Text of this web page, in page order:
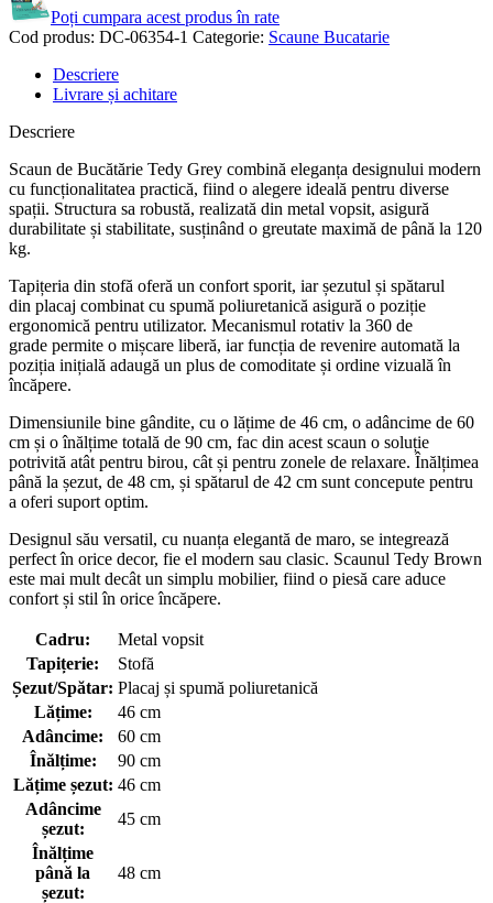
Poți cumpara acest produs în rate
Cod produs: DC-06354-1 Categorie: Scaune Bucatarie
Descriere
Livrare și achitare
Descriere
Scaun de Bucătărie Tedy Grey combină eleganța designului modern
cu funcționalitatea practică, fiind o alegere ideală pentru diverse
spații. Structura sa robustă, realizată din metal vopsit, asigură
durabilitate și stabilitate, susținând o greutate maximă de până la 120
kg.
Tapițeria din stofă oferă un confort sporit, iar șezutul și spătarul
din placaj combinat cu spumă poliuretanică asigură o poziție
ergonomică pentru utilizator. Mecanismul rotativ la 360 de
grade permite o mișcare liberă, iar funcția de revenire automată la
poziția inițială adaugă un plus de comoditate și ordine vizuală în
încăpere.
Dimensiunile bine gândite, cu o lățime de 46 cm, o adâncime de 60
cm și o înălțime totală de 90 cm, fac din acest scaun o soluție
potrivită atât pentru birou, cât și pentru zonele de relaxare. Înălțimea
până la șezut, de 48 cm, și spătarul de 42 cm sunt concepute pentru
a oferi suport optim.
Designul său versatil, cu nuanța elegantă de maro, se integrează
perfect în orice decor, fie el modern sau clasic. Scaunul Tedy Brown
este mai mult decât un simplu mobilier, fiind o piesă care aduce
confort și stil în orice încăpere.
Cadru:
Metal vopsit
Tapițerie:
Stofă
Șezut/Spătar: Placaj și spumă poliuretanică
Lățime:
46 cm
Adâncime:
60 cm
Înălțime:
90 cm
Lățime șezut: 46 cm
Adâncime
șezut:
45 cm
Înălțime
până la
șezut:
48 cm